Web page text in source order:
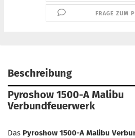
FRAGE ZUM
Beschreibung
Pyroshow 1500-A Malibu
Verbundfeuerwerk
Das Pyroshow 1500-A Malibu